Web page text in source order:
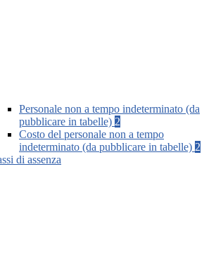
Personale non a tempo indeterminato (da
pubblicare in tabelle) 2
Costo del personale non a tempo
indeterminato (da pubblicare in tabelle) 2
di assenza